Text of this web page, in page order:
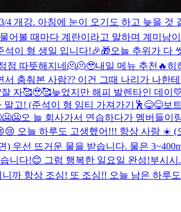
3/4 개강. 아침에 눈이 오기도 하고 늦을 것
어볼 때마다 계란이라고 말하며 계미남
석이 형 생일 입니다!🎉🎁오늘 추위가 다
점 따뜻해지네🫠🫠🥹내일 메뉴 추천🔥히
서 춤춰본 사람?? 이건 그때 나리가 나한
잘 자🥰🥹🥰늦었지만 해피 발렌타인 데이
말고! (준석이 형 임티 가져가기🕺 😋😋보
오 늘 회사가서 연습하다가 멤버들
오늘 하루도 고생했어!!! 항상 사랑 ☀️ (
) 우선 뜨거운 물을 받습니다. 물은
니다!😊 그럼 행복한 일요일 완성!부시시
까 항상 조심! 또 조심!! 오늘 남은 하루